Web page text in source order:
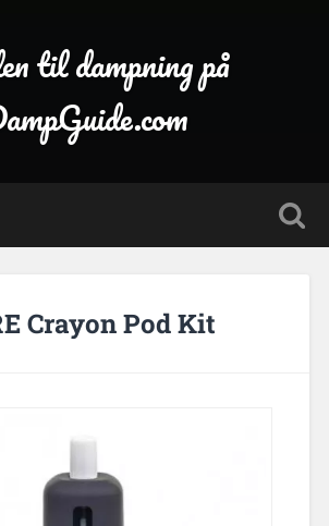
til dampning på
Crayon Pod Kit